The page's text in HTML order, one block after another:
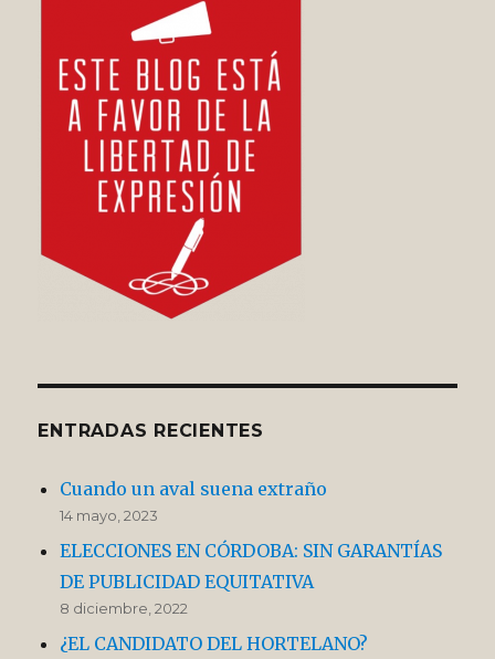
ENTRADAS RECIENTES
Cuando un aval suena extraño
14 mayo, 2023
ELECCIONES EN CÓRDOBA: SIN GARANTÍAS
DE PUBLICIDAD EQUITATIVA
8 diciembre, 2022
¿EL CANDIDATO DEL HORTELANO?